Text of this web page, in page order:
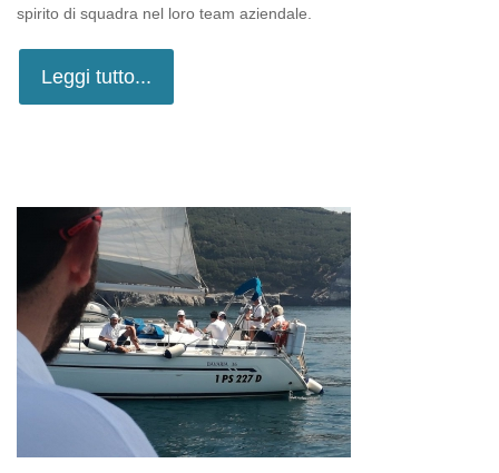
spirito di squadra nel loro team aziendale.
Leggi tutto...